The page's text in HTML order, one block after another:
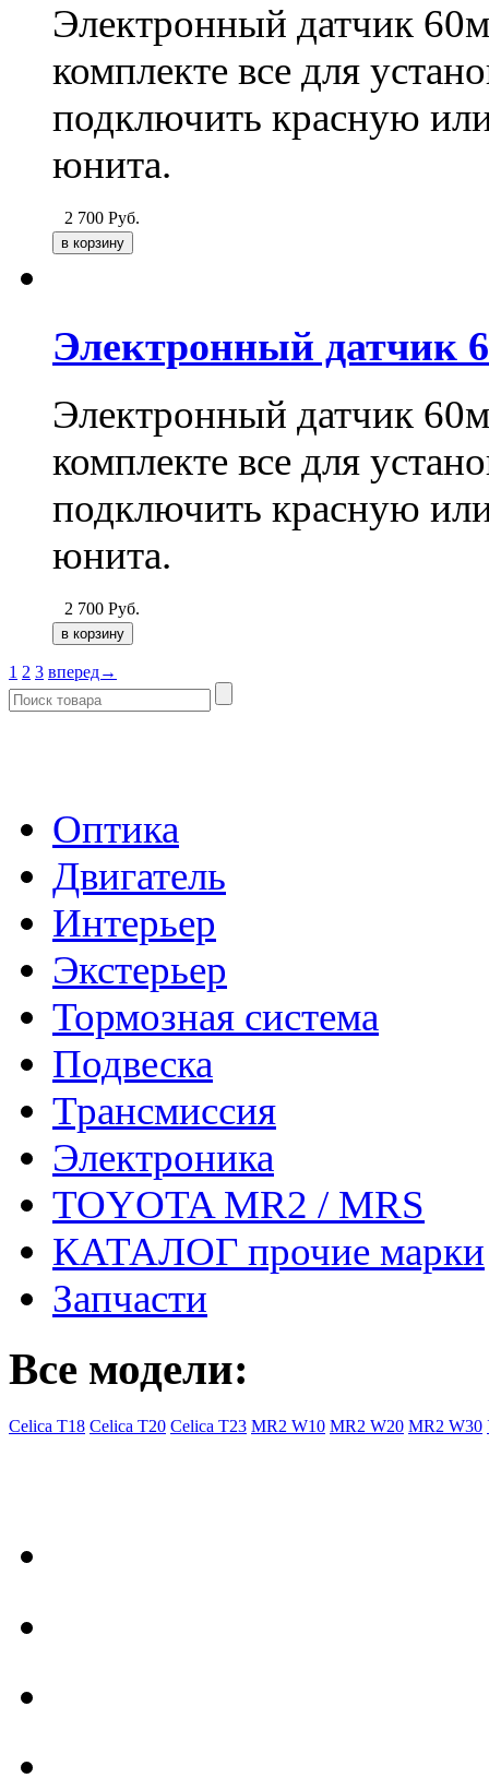
Электронный датчик
комплекте все для
подключить красную
юнита.
2 700 Руб.
Электронный датчик
Электронный датчик
комплекте все для
подключить красную
юнита.
2 700 Руб.
1 2 3 вперед→
Оптика
Двигатель
Интерьер
Экстерьер
Тормозная система
Подвеска
Трансмиссия
Электроника
TOYOTA MR2 / MRS
КАТАЛОГ прочие марки
Запчасти
Все модели:
Celica T18 Celica T20 Celica T23 MR2 W10 MR2 W20 MR2 W30